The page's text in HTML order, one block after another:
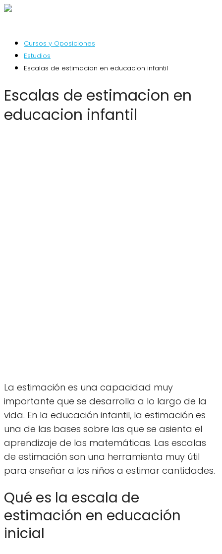
Cursos y Oposiciones
Estudios
Escalas de estimacion en educacion infantil
Escalas de estimacion en
educacion infantil
La estimación es una capacidad muy
importante que se desarrolla a lo largo de la
vida. En la educación infantil, la estimación es
una de las bases sobre las que se asienta el
aprendizaje de las matemáticas. Las escalas
de estimación son una herramienta muy útil
para enseñar a los niños a estimar cantidades.
Qué es la escala de
estimación en educación
inicial